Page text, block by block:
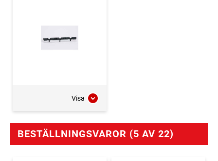
Visa
BESTÄLLNINGSVAROR (5 AV 22)